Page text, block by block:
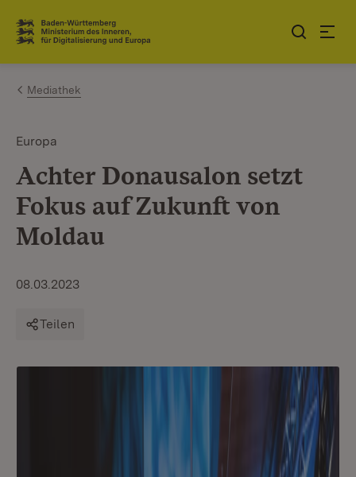
Zum Inhalt springen
Link zur Startseite
Mediathek
Europa
Achter Donausalon setzt
Fokus auf Zukunft von
Moldau
08.03.2023
Teilen